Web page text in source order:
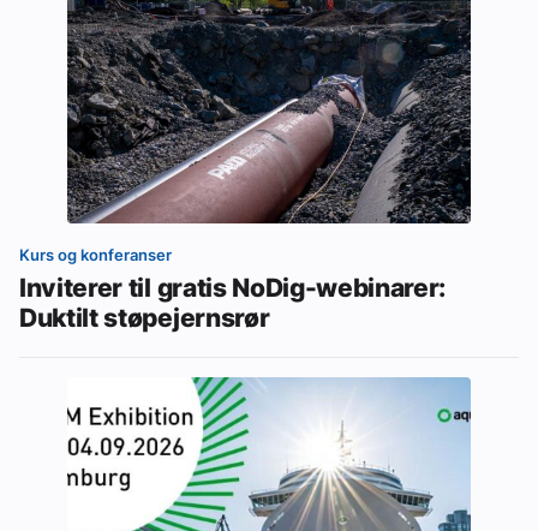
Kurs og konferanser
Inviterer til gratis NoDig-webinarer:
Duktilt støpejernsrør